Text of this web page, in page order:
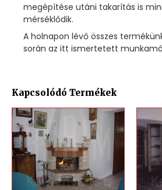
megépítése utáni takarítás is
mérséklődik.
A holnapon lévő összes
során az itt ismertetett
Kapcsolódó Termékek